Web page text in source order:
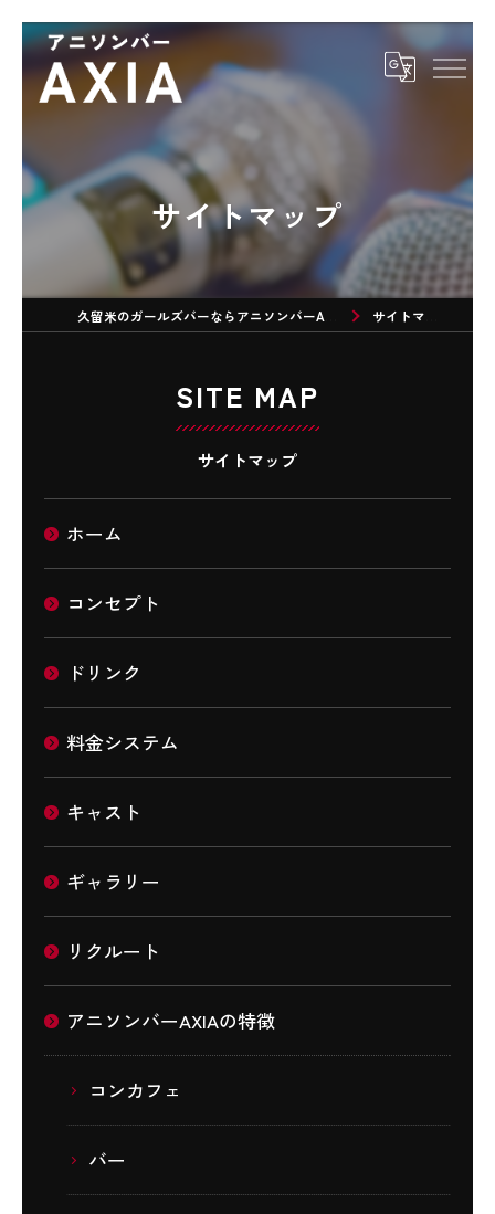
サイトマップ
サイトマップ
サイトマップ
SITE MAP
ホーム
コンセプト
ドリンク
料金システム
キャスト
ギャラリー
リクルート
アニソンバーAXIAの特徴
コンカフェ
バー